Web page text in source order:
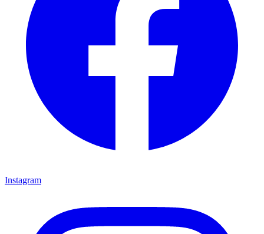
Instagram